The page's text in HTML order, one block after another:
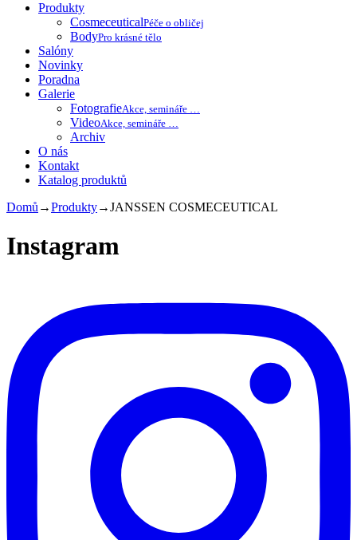
Produkty
CosmeceuticalPéče o obličej
BodyPro krásné tělo
Salóny
Novinky
Poradna
Galerie
FotografieAkce, semináře …
VideoAkce, semináře …
Archiv
O nás
Kontakt
Katalog produktů
Domů →Produkty→JANSSEN COSMECEUTICAL
Instagram